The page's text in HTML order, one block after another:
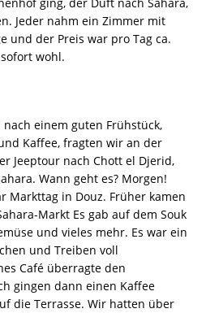
Jeder nahm ein Zimmer mit
und der Preis war pro Tag ca.
wohl.
einem guten Frühstück,
Kaffee, fragten wir an der
Jeeptour nach Chott el Djerid,
Wann geht es? Morgen!
Markttag in Douz. Früher kamen
Markt Es gab auf dem Souk
und vieles mehr. Es war ein
und Treiben voll
Café überragte den
gingen dann einen Kaffee
die Terrasse. Wir hatten über